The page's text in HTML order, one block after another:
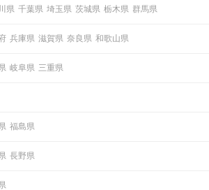
県 千葉県 埼玉県 茨城県 栃木県 群馬県
兵庫県 滋賀県 奈良県 和歌山県
岐阜県 三重県
福島県
長野県